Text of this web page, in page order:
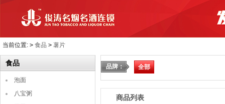
当前位置: > 食品 > 薯片
食品
泡面
八宝粥
品牌： 全部
商品列表